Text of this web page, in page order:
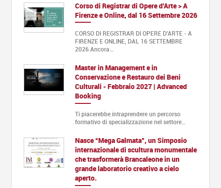
Corso di Registrar di Opere d'Arte > A
Firenze e Online, dal 16 Settembre 2026
CORSO DI REGISTRAR DI OPERE D'ARTE - A
FIRENZE E ONLINE, DAL 16 SETTEMBRE
2026.Ancora…
Master in Management e in
Conservazione e Restauro dei Beni
Culturali - Febbraio 2027 | Advanced
Booking
Ti piacerebbe intraprendere un percorso
formativo di specializzazione nel settore…
Nasce “Mega Galmata”, un Simposio
internazionale di scultura monumentale
che trasformerà Brancaleone in un
grande laboratorio creativo a cielo
aperto.